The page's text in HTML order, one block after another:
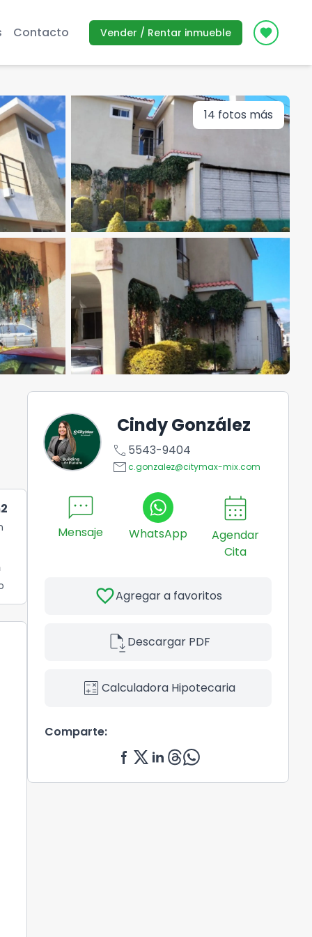
Contacto Vender / Rentar inmueble Icon
14 fotos más
Cindy González
call 5543-9404
emailc.gonzalez@citymax-mix.com
sms
Mensaje WhatsApp
calendar_month
Agendar
Cita
favoriteAgregar a favoritos
file_saveDescargar PDF
calculate Calculadora Hipotecaria
Comparte: